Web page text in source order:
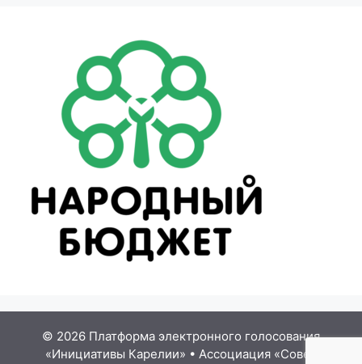
© 2026 Платформа электронного голосования
«Инициативы Карелии» • Ассоциация «Совет